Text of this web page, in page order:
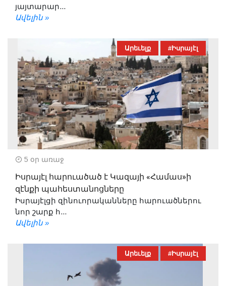
յայտարար...
Ավելին »
Արեւելք #Իսրայէլ
5 օր առաջ
Իսրայէլ հարուածած է Կազայի «Համաս»ի
զէնքի պահեստանոցները
Իսրայէլցի զինուորականները հարուածներու
նոր շարք հ...
Ավելին »
Արեւելք #Իսրայէլ